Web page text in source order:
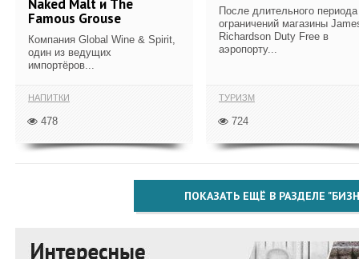
Naked Malt и The
Famous Grouse
Компания Global Wine & Spirit,
один из ведущих
импортёров...
НАПИТКИ
478
После длительного периода
ограничений магазины
Richardson Duty Free в
аэропорту...
ТУРИЗМ
724
ПОКАЗАТЬ ЕЩЁ В РАЗДЕЛЕ